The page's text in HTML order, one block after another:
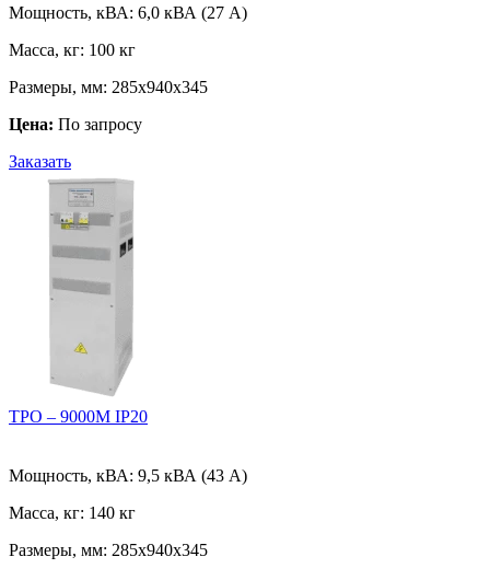
Мощность, кВА: 6,0 кВА (27 А)
Масса, кг: 100 кг
Размеры, мм: 285х940х345
Цена: По запросу
Заказать
ТРО – 9000М IP20
Мощность, кВА: 9,5 кВА (43 А)
Масса, кг: 140 кг
Размеры, мм: 285х940х345